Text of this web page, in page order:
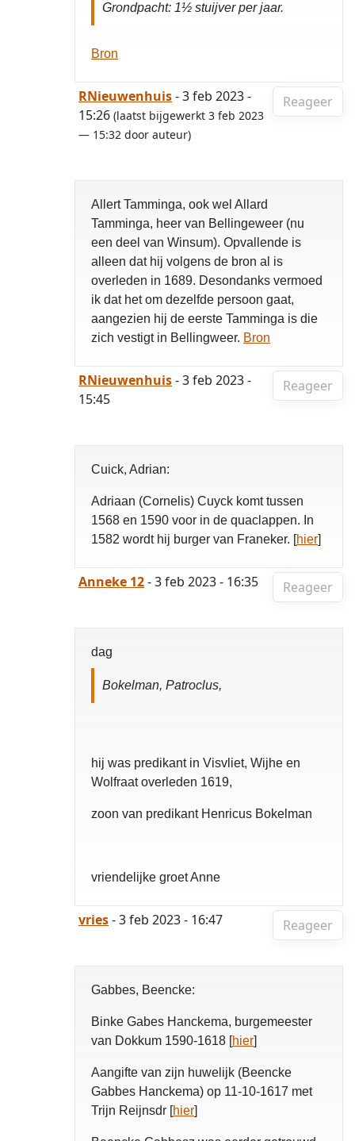
Grondpacht: 1½ stuijver per jaar.
Bron
Reageer
RNieuwenhuis- 3 feb 2023 -
15:26 (laatst bijgewerkt 3 feb 2023
— 15:32 door auteur)
Allert Tamminga, ook wel Allard
Tamminga, heer van Bellingeweer (nu
een deel van Winsum). Opvallende is
alleen dat hij volgens de bron al is
overleden in 1689. Desondanks vermoed
ik dat het om dezelfde persoon gaat,
aangezien hij de eerste Tamminga is die
zich vestigt in Bellingweer. Bron
Reageer
RNieuwenhuis- 3 feb 2023 -
15:45
Cuick, Adrian:
Adriaan (Cornelis) Cuyck komt tussen
1568 en 1590 voor in de quaclappen. In
1582 wordt hij burger van Franeker. [hier]
Reageer
Anneke 12- 3 feb 2023 - 16:35
dag
Bokelman, Patroclus,
hij was predikant in Visvliet, Wijhe en
Wolfraat overleden 1619,
zoon van predikant Henricus Bokelman
vriendelijke groet Anne
Reageer
vries- 3 feb 2023 - 16:47
Gabbes, Beencke:
Binke Gabes Hanckema, burgemeester
van Dokkum 1590-1618 [hier]
Aangifte van zijn huwelijk (Beencke
Gabbes Hanckema) op 11-10-1617 met
Trijn Reijnsdr [hier]